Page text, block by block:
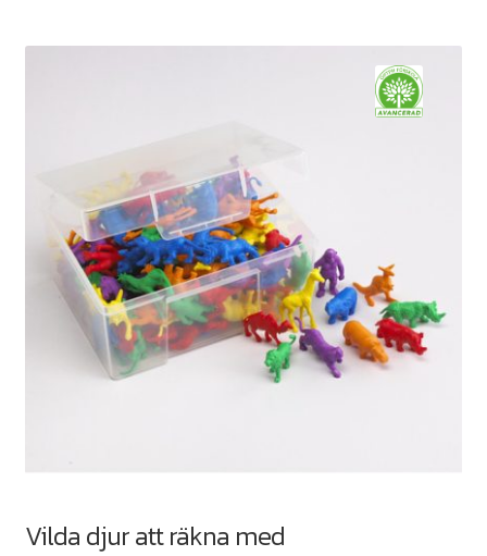
Vilda djur att räkna med